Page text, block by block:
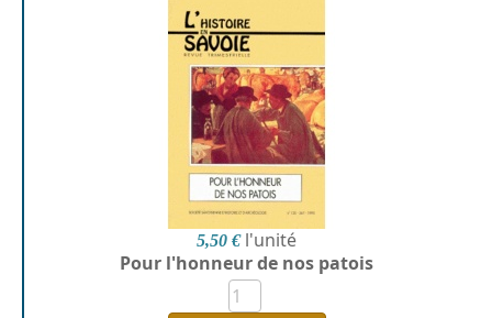
5,50 € l'unité
Pour l'honneur de nos patois